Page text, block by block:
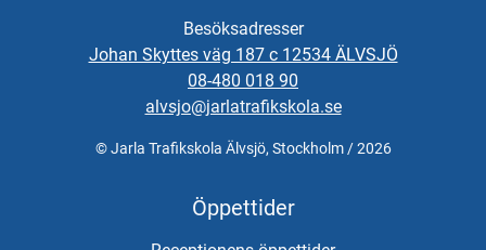
Besöksadresser
Johan Skyttes väg 187 c 12534 ÄLVSJÖ
08-480 018 90
alvsjo@jarlatrafikskola.se
© Jarla Trafikskola Älvsjö, Stockholm / 2026
Öppettider